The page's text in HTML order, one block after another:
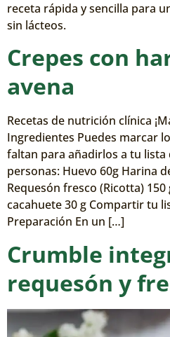
receta rápida y sencilla para
sin lácteos.
Crepes con
avena
Recetas de nutrición clínica
Ingredientes Puedes marcar
faltan para añadirlos a tu lista
personas: Huevo 60g Harina
Requesón fresco (Ricotta)
cacahuete 30 g Compartir tu
Preparación En un […]
Crumble
requesón y